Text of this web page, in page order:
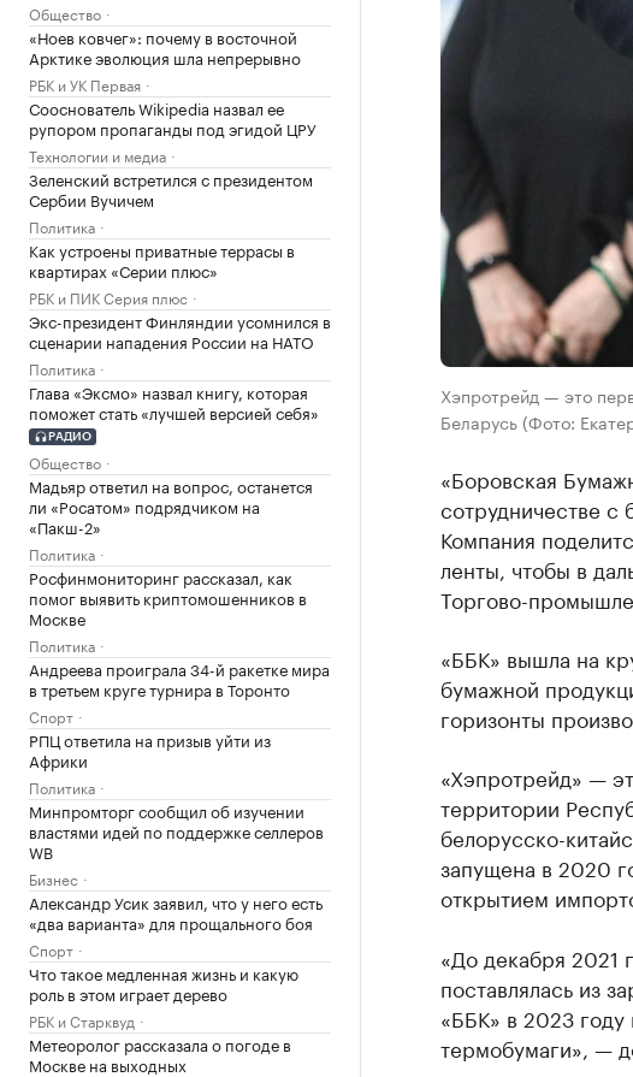
Общество
«Ноев ковчег»: почему в восточной
Арктике эволюция шла непрерывно
РБК и УК Первая
Сооснователь Wikipedia назвал ее
рупором пропаганды под эгидой ЦРУ
Технологии и медиа
Зеленский встретился с президентом
Сербии Вучичем
Политика
Как устроены приватные террасы в
квартирах «Серии плюс»
РБК и ПИК Серия плюс
Экс-президент Финляндии усомнился в
сценарии нападения России на НАТО
Политика
Глава «Эксмо» назвал книгу, которая
поможет стать «лучшей версией себя»
РАДИО
Общество
Мадьяр ответил на вопрос, останется
ли «Росатом» подрядчиком на
«Пакш-2»
Политика
Росфинмониторинг рассказал, как
помог выявить криптомошенников в
Москве
Политика
Андреева проиграла 34-й ракетке мира
в третьем круге турнира в Торонто
Спорт
РПЦ ответила на призыв уйти из
Африки
Политика
Минпромторг сообщил об изучении
властями идей по поддержке селлеров
WB
Бизнес
Александр Усик заявил, что у него есть
«два варианта» для прощального боя
Спорт
Что такое медленная жизнь и какую
роль в этом играет дерево
РБК и Старквуд
Метеоролог рассказала о погоде в
Москве на выходных
Хэпротрейд — это
Беларусь (Фото:
«Боровская
сотрудничестве с
Компания
ленты, чтобы в
Торгово-
«ББК» вышла на
бумажной
горизонты
«Хэпротрейд» —
территории
белорусско-
запущена в 2020
открытием
«До декабря 2021
поставлялась из
«ББК» в 2023
термобумаги», —